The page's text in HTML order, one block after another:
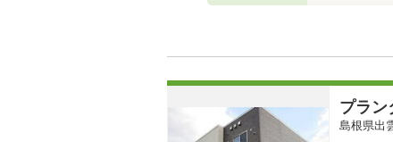
プラ
島根県出